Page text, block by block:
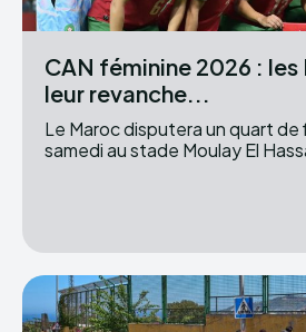
CAN féminine 2026 : les
leur revanche...
Le Maroc disputera un quart
samedi au stade Moulay El